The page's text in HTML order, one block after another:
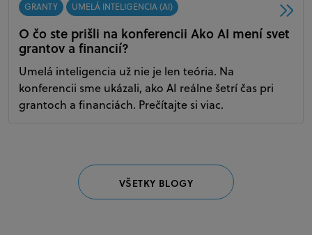
GRANTY UMELÁ INTELIGENCIA (AI)
O čo ste prišli na konferencii Ako AI mení svet
grantov a financií?
Umelá inteligencia už nie je len teória. Na
konferencii sme ukázali, ako AI reálne šetrí čas pri
grantoch a financiách. Prečítajte si viac.
VŠETKY BLOGY